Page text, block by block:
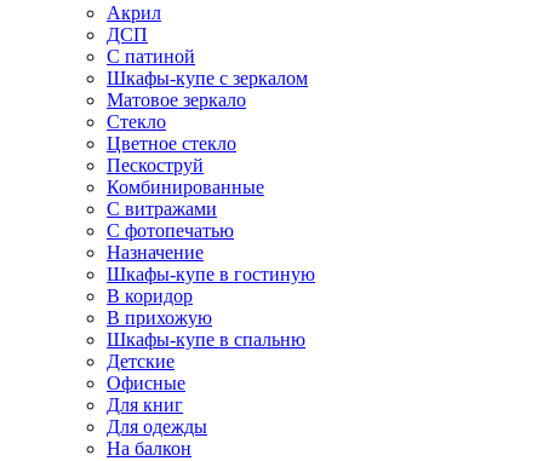
Акрил
ДСП
С патиной
Шкафы-купе с зеркалом
Матовое зеркало
Стекло
Цветное стекло
Пескоструй
Комбинированные
С витражами
С фотопечатью
Назначение
Шкафы-купе в гостиную
В коридор
В прихожую
Шкафы-купе в спальню
Детские
Офисные
Для книг
Для одежды
На балкон